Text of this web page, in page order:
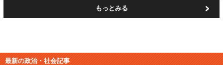
もっとみる
最新の政治・社会記事